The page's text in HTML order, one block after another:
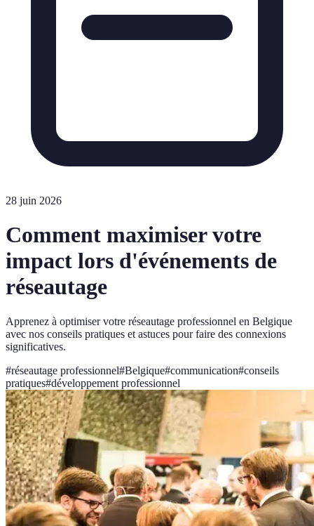
28 juin 2026
Comment maximiser votre
impact lors d'événements de
réseautage
Apprenez à optimiser votre réseautage professionnel en Belgique
avec nos conseils pratiques et astuces pour faire des connexions
significatives.
#réseautage professionnel#Belgique#communication#conseils
pratiques#développement professionnel